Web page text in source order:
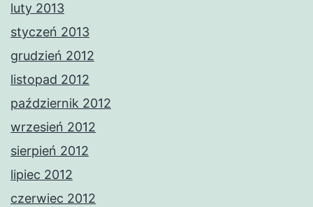
luty 2013
styczeń 2013
grudzień 2012
listopad 2012
październik 2012
wrzesień 2012
sierpień 2012
lipiec 2012
czerwiec 2012